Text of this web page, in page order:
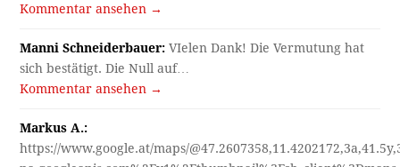
Kommentar ansehen →
Manni Schneiderbauer: VIelen Dank! Die Vermutung hat
sich bestätigt. Die Null auf…
Kommentar ansehen →
Markus A.:
https://www.google.at/maps/